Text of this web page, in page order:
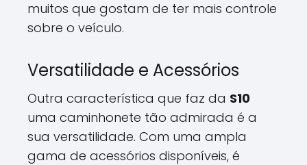
muitos que gostam de ter mais controle
sobre o veículo.
Versatilidade e Acessórios
Outra característica que faz da S10
uma caminhonete tão admirada é a
sua versatilidade. Com uma ampla
gama de acessórios disponíveis, é